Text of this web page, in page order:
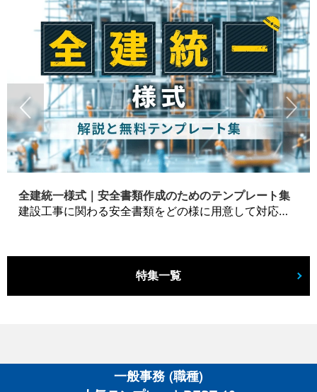
全建統一様式｜安全書類作成のためのテンプレート集
建設工事に関わる安全書類をどの様に用意して対応するか？関連書式テンプレートから書き方の注意点などの役立つコラムをbizoceanがお届けします。
特集一覧
一般事務 (職種)